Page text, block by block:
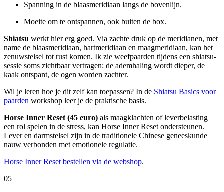
Spanning in de blaasmeridiaan langs de bovenlijn.
Moeite om te ontspannen, ook buiten de box.
Shiatsu werkt hier erg goed. Via zachte druk op de meridianen, met
name de blaasmeridiaan, hartmeridiaan en maagmeridiaan, kan het
zenuwstelsel tot rust komen. Ik zie weefpaarden tijdens een shiatsu-
sessie soms zichtbaar vertragen: de ademhaling wordt dieper, de
kaak ontspant, de ogen worden zachter.
Wil je leren hoe je dit zelf kan toepassen? In de Shiatsu Basics voor
paarden workshop leer je de praktische basis.
Horse Inner Reset (45 euro) als maagklachten of leverbelasting
een rol spelen in de stress, kan Horse Inner Reset ondersteunen.
Lever en darmstelsel zijn in de traditionele Chinese geneeskunde
nauw verbonden met emotionele regulatie.
Horse Inner Reset bestellen via de webshop.
05